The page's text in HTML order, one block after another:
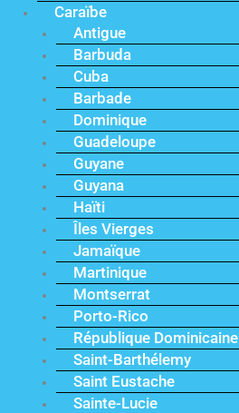
Caraïbe
Antigue
Barbuda
Cuba
Barbade
Dominique
Guadeloupe
Guyane
Guyana
Haïti
Îles Vierges
Jamaïque
Martinique
Montserrat
Porto-Rico
République Dominicaine
Saint-Barthélemy
Saint Eustache
Sainte-Lucie